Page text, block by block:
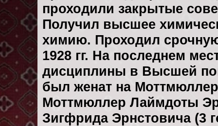
проходили закрытые
Получил высшее
химию. Проходил
1928 гг. На последнем
дисциплины в Высшей
был женат на
Моттмюллер Лаймдоты
Зигфрида Эрнстовича (3